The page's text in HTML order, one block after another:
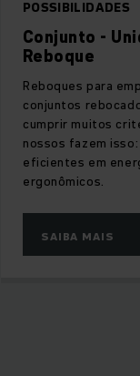
Rebocador
Potente motor
livre de
SAIBA MAIS